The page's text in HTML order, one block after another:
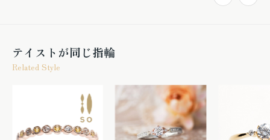
テイストが同じ指輪
Related Style